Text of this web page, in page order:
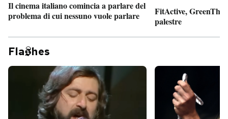
Il cinema italiano comincia a parlare del
problema di cui nessuno vuole parlare
FitActive,
palestre
Fla hes